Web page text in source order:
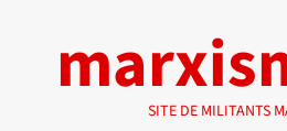
SITE DE MILITANTS